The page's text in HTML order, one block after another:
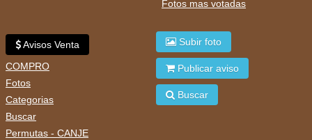
Fotos mas votadas
Avisos Venta
COMPRO
Fotos
Categorias
Buscar
Permutas - CANJE
Subir foto
Publicar aviso
Buscar